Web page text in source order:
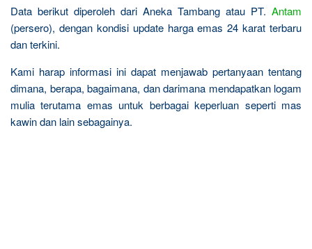
Data berikut diperoleh dari Aneka Tambang atau PT. Antam
(persero), dengan kondisi update harga emas 24 karat terbaru
dan terkini.
Kami harap informasi ini dapat menjawab pertanyaan tentang
dimana, berapa, bagaimana, dan darimana mendapatkan logam
mulia terutama emas untuk berbagai keperluan seperti mas
kawin dan lain sebagainya.